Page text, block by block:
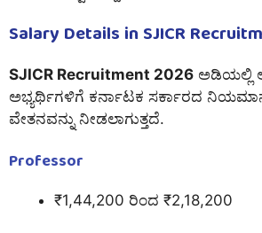
Salary Details in SJICR
SJICR Recruitment 2026 ಅಡಿಯಲ್ಲಿ
ಅಭ್ಯರ್ಥಿಗಳಿಗೆ ಕರ್ನಾಟಕ ಸರ್ಕಾರದ
ವೇತನವನ್ನು ನೀಡಲಾಗುತ್ತದೆ.
Professor
₹1,44,200 ರಿಂದ ₹2,18,200